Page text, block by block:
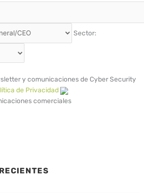
Sector:
y comunicaciones de Cyber Security
de Privacidad
comerciales